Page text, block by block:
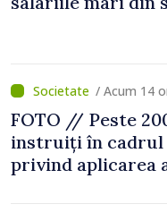
/ Acum 14
FOTO // Peste
instruiți în cadrul
privind aplicarea